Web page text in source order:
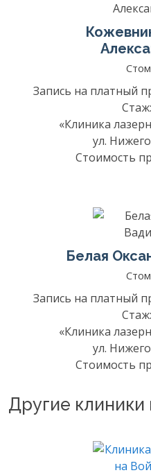
Запись на платный
«Клиника
ул.
Стоимость
Белая
Запись на платный
«Клиника
ул.
Стоимость
Другие